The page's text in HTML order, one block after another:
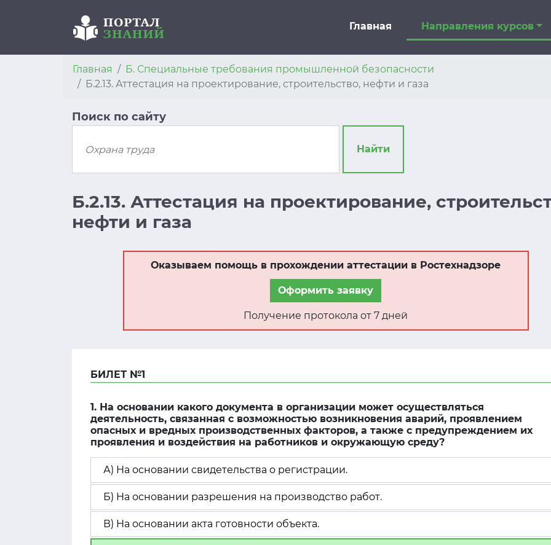
Главная Направления курсов
Главная
Б. Специальные требования промышленной безопасности
Б.2.13. Аттестация на проектирование, строительство, нефти и газа
Поиск по сайту
Найти
Б.2.13. Аттестация на проектирование,
нефти и газа
Оказываем помощь в прохождении аттестации в Ростехнадзоре
Оформить заявку
Получение протокола от 7 дней
БИЛЕТ №1
1. На основании какого документа в организации может осуществляться
деятельность, связанная с возможностью возникновения аварий, проявлением
опасных и вредных производственных факторов, а также с предупреждением их
проявления и воздействия на работников и окружающую среду?
А) На основании свидетельства о регистрации.
Б) На основании разрешения на производство работ.
В) На основании акта готовности объекта.